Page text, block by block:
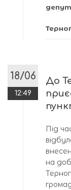
18/06
12:49
До
Під
на